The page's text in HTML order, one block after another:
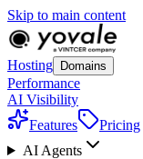
Skip to main content
Hosting Domains
Performance
AI Visibility
Features
Pricing
AI Agents